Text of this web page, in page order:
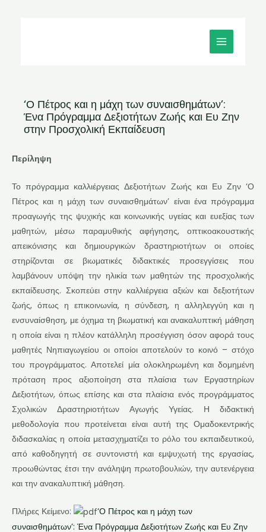
MAIN
MENU
‘Ο Πέτρος και η μάχη των συναισθημάτων’:
Ένα Πρόγραμμα Δεξιοτήτων Ζωής και Ευ Ζην
στην Προσχολική Εκπαίδευση
Περίληψη
Το πρόγραμμα καλλιέργειας Δεξιοτήτων Ζωής και Ευ Ζην ‘Ο
Πέτρος και η μάχη των συναισθημάτων’ είναι ένα πρόγραμμα
προαγωγής της ψυχικής και κοινωνικής υγείας και ευεξίας των
μαθητών, μέσω παραμυθικής αφήγησης, οπτικοακουστικής
απεικόνισης και δημιουργικών δραστηριοτήτων οι οποίες
στηρίζονται σε βιωματικές διδακτικές προσεγγίσεις που
λαμβάνουν υπόψη την ηλικία των μαθητών της προσχολικής
εκπαίδευσης. Σκοπεύει στην καλλιέργεια αξιών και δεξιοτήτων
ζωής, όπως η επικοινωνία, η σύνδεση, η αλληλεγγύη και η
ενσυναίσθηση, με όχημα τη βιωματική και ανακαλυπτική μάθηση
η οποία είναι η πλέον κατάλληλη προσέγγιση όσον αφορά τους
μαθητές Νηπιαγωγείου οι οποίοι αποτελούν το κοινό – στόχο
του προγράμματος. Αποτελεί μία ολοκληρωμένη και δομημένη
πρόταση προς αξιοποίηση στα πλαίσια των Εργαστηρίων
Δεξιοτήτων, όπως επίσης και στα πλαίσια ενός προγράμματος
Σχολικών Δραστηριοτήτων Αγωγής Υγείας. Η διδακτική
μεθοδολογία που προτείνεται είναι αυτή της Ομαδοκεντρικής
διδασκαλίας η οποία μετασχηματίζει το ρόλο του εκπαιδευτικού,
από καθοδηγητή σε συντονιστή και εμψυχωτή της εργασίας,
προωθώντας έτσι την ανάληψη πρωτοβουλιών, την αυτενέργεια
και την ανακαλυπτική μάθηση.
Πλήρες Κείμενο:
‘Ο Πέτρος και η μάχη των
συναισθημάτων’: Ένα Πρόγραμμα Δεξιοτήτων Ζωής και Ευ Ζην